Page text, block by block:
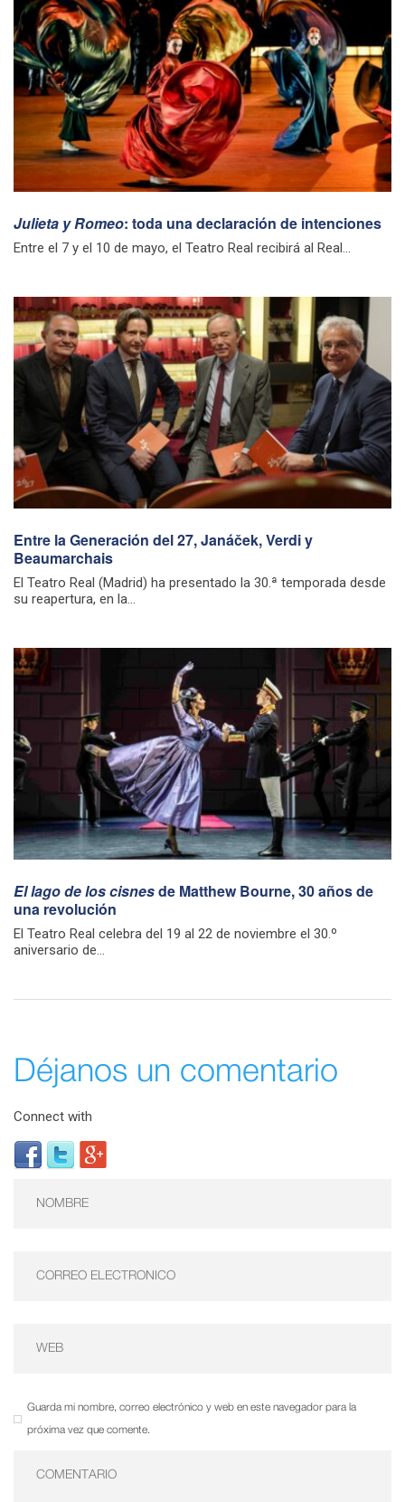
Julieta y Romeo: toda una declaración de intenciones
Entre el 7 y el 10 de mayo, el Teatro Real recibirá al Real...
Entre la Generación del 27, Janáček, Verdi y
Beaumarchais
El Teatro Real (Madrid) ha presentado la 30.ª temporada desde
su reapertura, en la...
El lago de los cisnesde Matthew Bourne, 30 años de
una revolución
El Teatro Real celebra del 19 al 22 de noviembre el 30.º
aniversario de...
Déjanos un comentario
Connect with
Guarda mi nombre, correo electrónico y web en este navegador para la
próxima vez que comente.